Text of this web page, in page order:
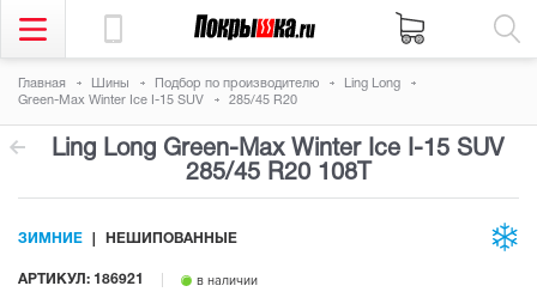
Главная Шины Подбор по производителю
Ling Long
Green-Max Winter Ice I-15 SUV
285/45 R20
Ling Long Green-Max Winter Ice I-15 SUV
285/45 R20 108T
АРТИКУЛ: 186921 в наличии
ЗИМНИЕ НЕШИПОВАННЫЕ